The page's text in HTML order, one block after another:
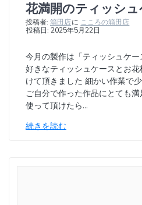
花満開のティッシ
投稿者: 箱田店に こころの箱田店
投稿日: 2025年5月22日
今月の製作は「ティッシュケ
好きなティッシュケースとお
けて頂きました 細かい作業で
ご自分で作った作品にとても満
使って頂けたら…
続きを読む